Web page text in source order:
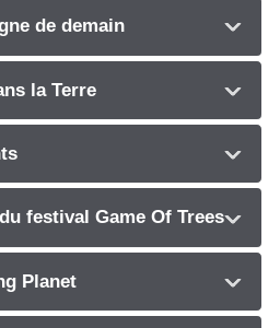
de demain
la Terre
festival Game Of Trees
Planet